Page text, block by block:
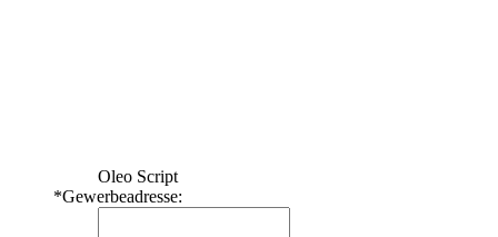
Oleo Script
*Gewerbeadresse: